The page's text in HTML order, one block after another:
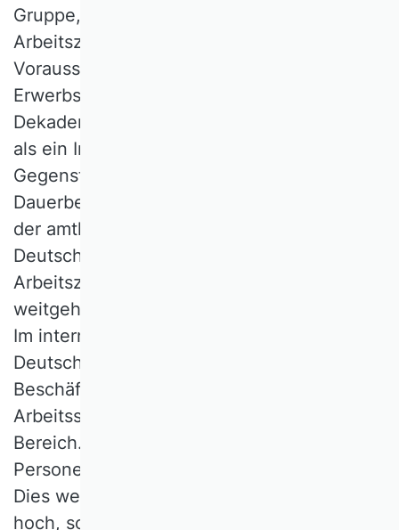
Gruppe, ein genaueres Verständnis der
Arbeitszufriedenheit als Ergebnis,
Voraussetzung und Begleiterscheinung der
Erwerbstätigkeit ermöglicht. Seit rund vier
Dekaden ist die Arbeitszufriedenheit auch
als ein Indikator der subjektiven Wohlfahrt
Gegenstand der sozialwissenschaftlichen
Dauerbeobachtung, mittlerweile sogar in
der amtlichen Statistik. Panelstudien für
Deutschland zeigen, dass die
Arbeitszufriedenheit im generellen Trend
weitgehend auf höherem Niveau verharrt.
Im internationalen Vergleich findet sich
Deutschland bezüglich der Einkommen, der
Beschäftigungssicherheit, aber auch des
Arbeitsschutzes im wünschenswerten
Bereich. Erhöht ist dagegen der Anteil der
Personen, die unter Arbeitsstress leiden.
Dies weniger, weil die Anforderungen als zu
hoch, sondern weil die Ressourcen zur